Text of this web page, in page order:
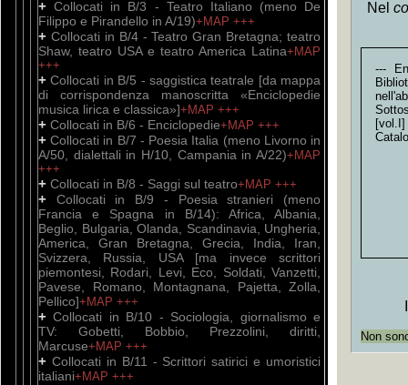
+Collocati in B/3 - Teatro Italiano (meno De
Filippo e Pirandello in A/19)+MAP +++
+ Collocati in B/4 - Teatro Gran Bretagna; teatro
Shaw, teatro USA e teatro America Latina+MAP
+++
+Collocati in B/5 - saggistica teatrale [da mappa
di corrispondenza manoscritta «Enciclopedie
musica lirica e classica»]+MAP +++
+ Collocati in B/6 - Enciclopedie+MAP +++
+Collocati in B/7 - Poesia Italia (meno Livorno in
A/50, dialettali in H/10, Campania in A/22)+MAP
+++
+ Collocati in B/8 - Saggi sul teatro+MAP +++
+ Collocati in B/9 - Poesia stranieri (meno
Francia e Spagna in B/14): Africa, Albania,
Beglio, Bulgaria, Olanda, Scandinavia, Ungheria,
America, Gran Bretagna, Grecia, India, Iran,
Svizzera, Russia, USA [ma invece scrittori
piemontesi, Rodari, Levi, Eco, Soldati, Vanzetti,
Pavese, Romano, Montagnana, Pajetta, Zolla,
Pellico]+MAP +++
+Collocati in B/10 - Sociologia, giornalismo e
TV: Gobetti, Bobbio, Prezzolini, diritti,
Marcuse+MAP +++
+ Collocati in B/11 - Scrittori satirici e umoristici
italiani+MAP +++
Nel
---
[vol.I]
Non